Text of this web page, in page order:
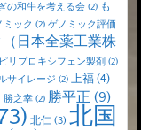
の和牛を考える会 (2) も
ミック (2) ゲノミック評価
日本全薬工業株
ピリプロキシフェン製剤 (2)
サイレージ (2) 上福 (4)
勝之幸 (2) 勝平正 (9)
北仁 (3) 北国